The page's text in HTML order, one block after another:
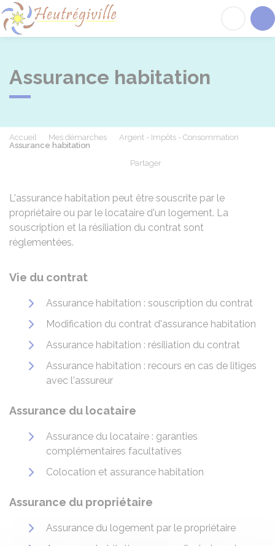
Assurance habitation
Accueil Mes démarches
Argent - Impôts - Consommation
Assurance habitation
Partager
L'assurance habitation peut être souscrite par le
propriétaire ou par le locataire d'un logement. La
souscription et la résiliation du contrat sont
réglementées.
Vie du contrat
Assurance habitation : souscription du contrat
Modification du contrat d'assurance habitation
Assurance habitation : résiliation du contrat
Assurance habitation : recours en cas de litiges
avec l'assureur
Assurance du locataire
Assurance du locataire : garanties
complémentaires facultatives
Colocation et assurance habitation
Assurance du propriétaire
Assurance du logement par le propriétaire